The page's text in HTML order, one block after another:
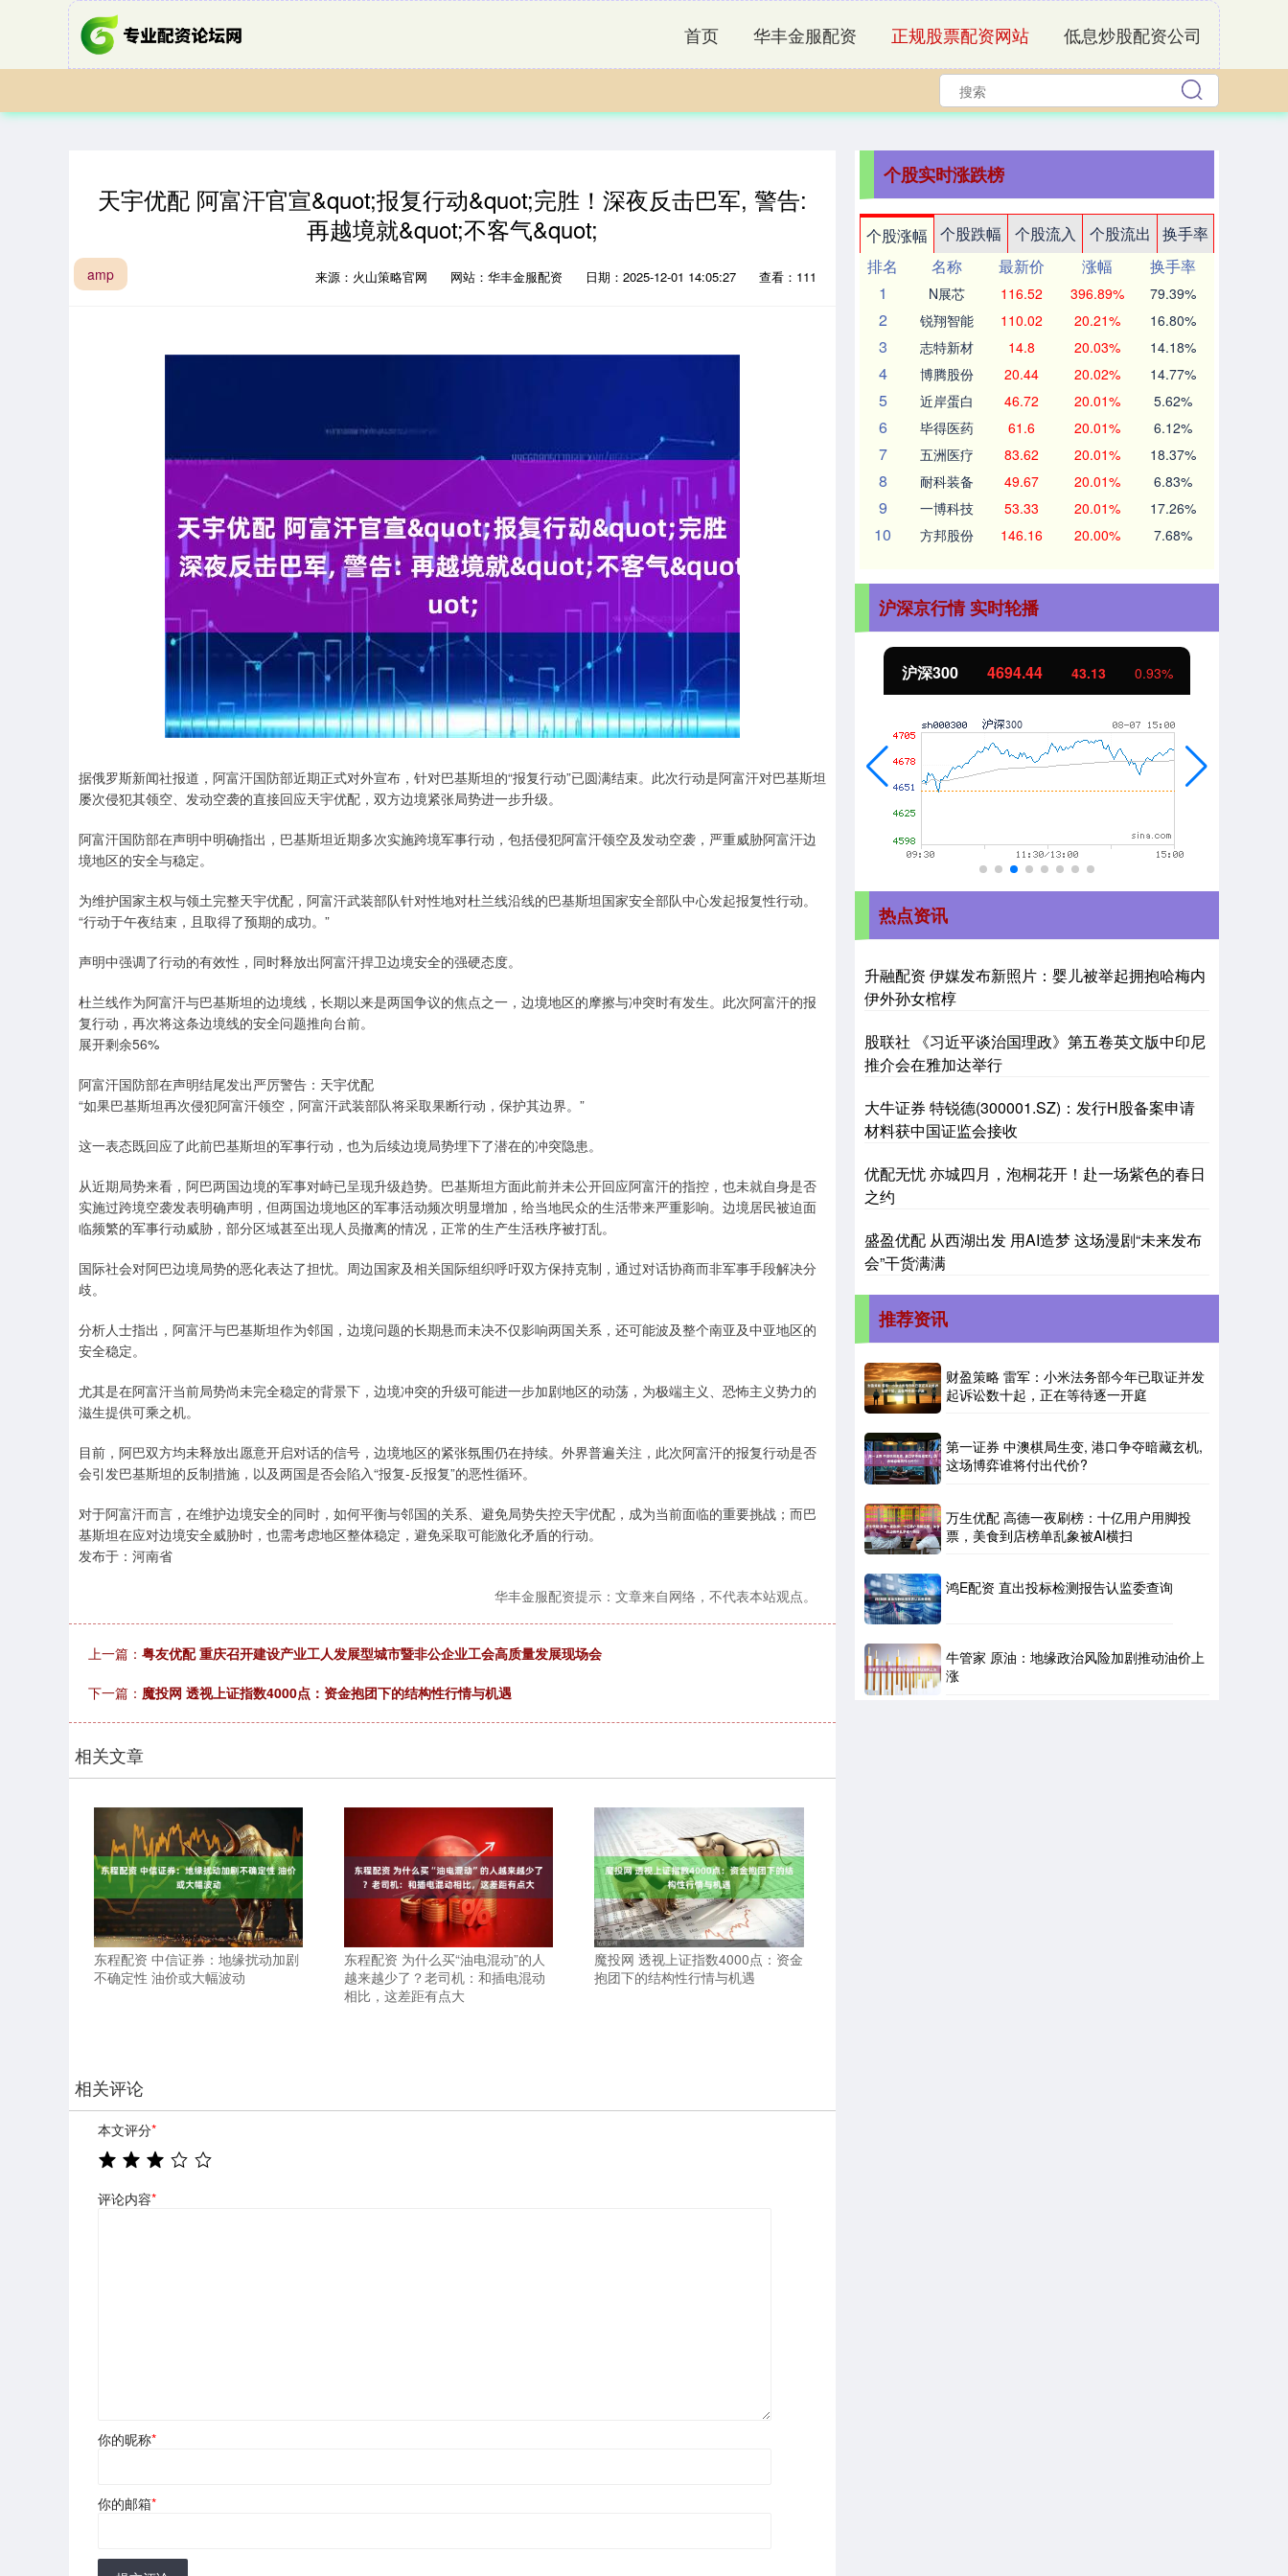
首页 华丰金服配资 正规股票配资网站 低息炒股配资公司
天宇优配 阿富汗官宣&quot;报复行动&quot;完胜！深夜反击巴军, 警告:
再越境就&quot;不客气&quot;
amp 来源：火山策略官网 网站：华丰金服配资 日期：2025-12-01 14:05:27 查看：111
据俄罗斯新闻社报道，阿富汗国防部近期正式对外宣布，针对巴基斯坦的“报复行动”已圆满结束。此次行动是阿富汗对巴基斯坦
屡次侵犯其领空、发动空袭的直接回应天宇优配，双方边境紧张局势进一步升级。
阿富汗国防部在声明中明确指出，巴基斯坦近期多次实施跨境军事行动，包括侵犯阿富汗领空及发动空袭，严重威胁阿富汗边
境地区的安全与稳定。
为维护国家主权与领土完整天宇优配，阿富汗武装部队针对性地对杜兰线沿线的巴基斯坦国家安全部队中心发起报复性行动。
“行动于午夜结束，且取得了预期的成功。”
声明中强调了行动的有效性，同时释放出阿富汗捍卫边境安全的强硬态度。
杜兰线作为阿富汗与巴基斯坦的边境线，长期以来是两国争议的焦点之一，边境地区的摩擦与冲突时有发生。此次阿富汗的报
复行动，再次将这条边境线的安全问题推向台前。
展开剩余56%
阿富汗国防部在声明结尾发出严厉警告：天宇优配
“如果巴基斯坦再次侵犯阿富汗领空，阿富汗武装部队将采取果断行动，保护其边界。”
这一表态既回应了此前巴基斯坦的军事行动，也为后续边境局势埋下了潜在的冲突隐患。
从近期局势来看，阿巴两国边境的军事对峙已呈现升级趋势。巴基斯坦方面此前并未公开回应阿富汗的指控，也未就自身是否
实施过跨境空袭发表明确声明，但两国边境地区的军事活动频次明显增加，给当地民众的生活带来严重影响。边境居民被迫面
临频繁的军事行动威胁，部分区域甚至出现人员撤离的情况，正常的生产生活秩序被打乱。
国际社会对阿巴边境局势的恶化表达了担忧。周边国家及相关国际组织呼吁双方保持克制，通过对话协商而非军事手段解决分
歧。
分析人士指出，阿富汗与巴基斯坦作为邻国，边境问题的长期悬而未决不仅影响两国关系，还可能波及整个南亚及中亚地区的
安全稳定。
尤其是在阿富汗当前局势尚未完全稳定的背景下，边境冲突的升级可能进一步加剧地区的动荡，为极端主义、恐怖主义势力的
滋生提供可乘之机。
目前，阿巴双方均未释放出愿意开启对话的信号，边境地区的紧张氛围仍在持续。外界普遍关注，此次阿富汗的报复行动是否
会引发巴基斯坦的反制措施，以及两国是否会陷入“报复-反报复”的恶性循环。
对于阿富汗而言，在维护边境安全的同时，如何平衡与邻国的关系、避免局势失控天宇优配，成为当前面临的重要挑战；而巴
基斯坦在应对边境安全威胁时，也需考虑地区整体稳定，避免采取可能激化矛盾的行动。
发布于：河南省
华丰金服配资提示：文章来自网络，不代表本站观点。
上一篇： 粤友优配 重庆召开建设产业工人发展型城市暨非公企业工会高质量发展现场会
下一篇： 魔投网 透视上证指数4000点：资金抱团下的结构性行情与机遇
相关文章
东程配资 中信证券：地缘扰动加剧
不确定性 油价或大幅波动
东程配资 为什么买“油电混动”的人
越来越少了？老司机：和插电混动
相比，这差距有点大
魔投网 透视上证指数4000点：资金
抱团下的结构性行情与机遇
相关评论
本文评分*
评论内容*
你的昵称*
你的邮箱*
个股实时涨跌榜
个股涨幅 个股跌幅 个股流入 个股流出
换手率
排名
名称 最新价 涨幅
换手率
1
N展芯 116.52 396.89% 79.39%
2 锐翔智能 110.02 20.21% 16.80%
3 志特新材 14.8 20.03% 14.18%
4 博腾股份 20.44 20.02% 14.77%
5 近岸蛋白 46.72 20.01% 5.62%
6 毕得医药 61.6 20.01% 6.12%
7 五洲医疗 83.62 20.01% 18.37%
8 耐科装备 49.67 20.01% 6.83%
9 一博科技 53.33 20.01% 17.26%
10 方邦股份 146.16 20.00% 7.68%
沪深京行情 实时轮播
深证成指 14311.01 200.89 1.42% 沪深300 43.13 北证50 1134.24 11.37 1.01%
热点资讯
升融配资 伊媒发布新照片：婴儿被举起拥抱哈梅内
伊外孙女棺椁
股联社 《习近平谈治国理政》第五卷英文版中印尼
推介会在雅加达举行
大牛证券 特锐德(300001.SZ)：发行H股备案申请
材料获中国证监会接收
优配无忧 亦城四月，泡桐花开！赴一场紫色的春日
之约
盛盈优配 从西湖出发 用AI造梦 这场漫剧“未来发布
会”干货满满
推荐资讯
财盈策略 雷军：小米法务部今年已取证并发
起诉讼数十起，正在等待逐一开庭
第一证券 中澳棋局生变, 港口争夺暗藏玄机,
这场博弈谁将付出代价?
万生优配 高德一夜刷榜：十亿用户用脚投
票，美食到店榜单乱象被AI横扫
鸿E配资 直出投标检测报告认监委查询
牛管家 原油：地缘政治风险加剧推动油价上
涨